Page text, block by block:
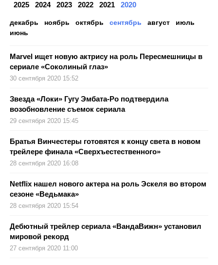
2025 2024 2023 2022 2021 2020
декабрь ноябрь октябрь сентябрь август
июль
июнь
Marvel ищет новую актрису на роль Пересмешницы в
сериале «Соколиный глаз»
30 сентября 2020 15:52
Звезда «Локи» Гугу Эмбата-Ро подтвердила
возобновление съемок сериала
29 сентября 2020 15:45
Братья Винчестеры готовятся к концу света в новом
трейлере финала «Сверхъестественного»
28 сентября 2020 16:08
Netflix нашел нового актера на роль Эскеля во втором
сезоне «Ведьмака»
28 сентября 2020 15:54
Дебютный трейлер сериала «ВандаВижн» установил
мировой рекорд
27 сентября 2020 11:00